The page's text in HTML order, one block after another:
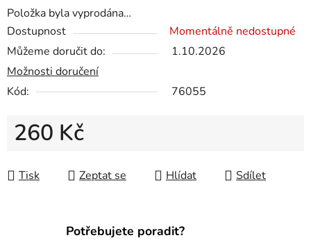
Položka byla vyprodána…
Dostupnost
Momentálně nedostupné
Můžeme doručit do:
1.10.2026
Možnosti doručení
Kód:
76055
260 Kč
Tisk
Zeptat se Hlídat Sdílet
Potřebujete poradit?